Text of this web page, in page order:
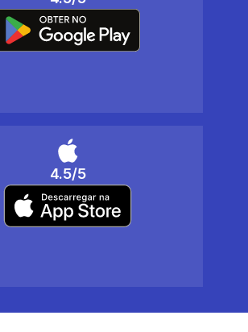
4.5/5